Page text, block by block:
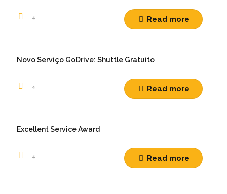
4 Read more
Novo Serviço GoDrive: Shuttle Gratuito
4 Read more
Excellent Service Award
4 Read more